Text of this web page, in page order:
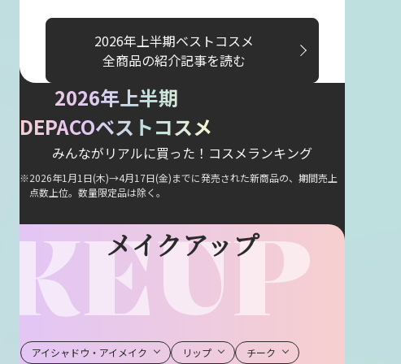
2026年上半期ベストコスメ
全商品の紹介記事を読む
2026年上半期
DEPACOベストコスメ
みんながリアルに買った！コスメランキング
2026年1月1日(木)→4月17日(金)までに発売された新商品の、期間売上
点数上位。数量限定品は除く。
メイクアップ
アイシャドウ・アイメイク リップ チーク